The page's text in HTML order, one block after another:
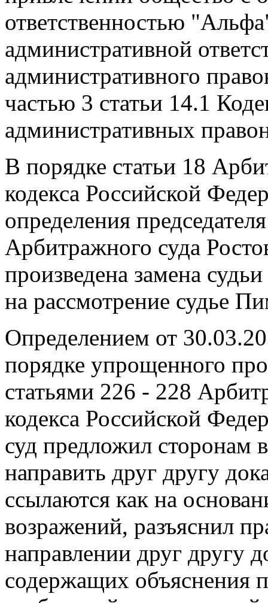
ответственностью
административной
административного
частью 3 статьи 14.1
административных
В порядке статьи 18
кодекса Российской
определения
Арбитражного суда
произведена замена
на рассмотрение судье
Определением от
порядке упрощенного
статьями 226 - 228
кодекса Российской
суд предложил сторонам
направить друг другу
ссылаются как на
возражений, разъяснил
направлении друг другу
содержащих объяснения